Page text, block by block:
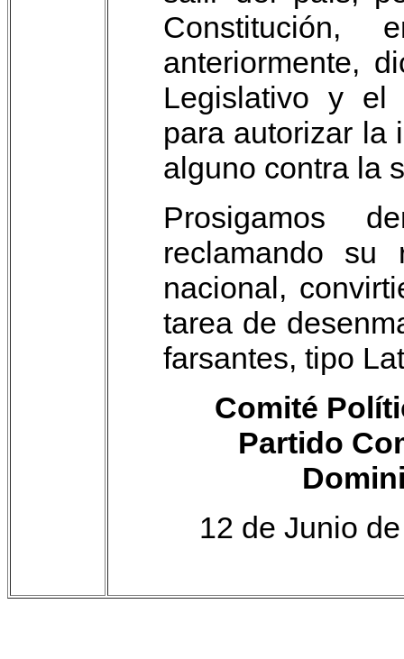
anteriormente,
Legislativo y el
para autorizar la
alguno contra la
Prosigamos
reclamando su
nacional,
tarea de
farsantes, tipo
Comité
Partido
12 de Junio